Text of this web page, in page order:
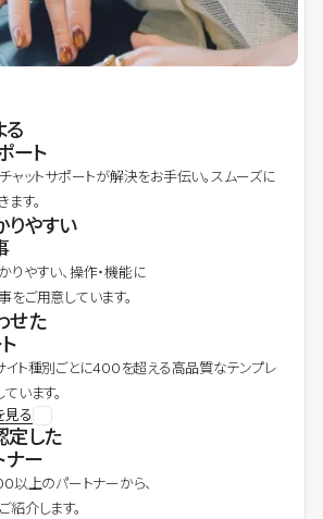
る
ート
ャットサポートが解決をお手伝い。スムーズに
す。
りやすい
りやすい、操作・機能に
をご用意しています。
せた
イト種別ごとに400を超える高品質なテンプレ
います。
見る
定した
ナー
上のパートナーから、
介します。